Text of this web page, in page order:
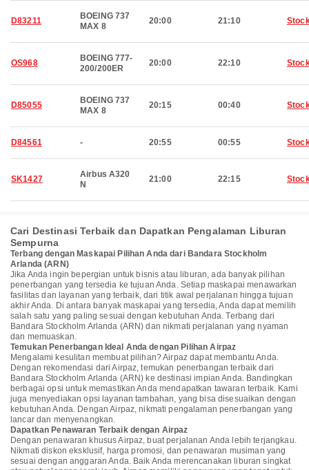
D83211
BOEING 737
MAX 8
20:00 21:10
OS968
BOEING 777-
200/200ER
20:00 22:10
D85055
BOEING 737
MAX 8
20:15 00:40
D84561 - 20:55 00:55
SK1427
Airbus A320
N
21:00 22:15
Cari Destinasi Terbaik dan Dapatkan Pengalaman Liburan
Sempurna
Terbang dengan Maskapai Pilihan Anda dari Bandara Stockholm
Arlanda (ARN)
Jika Anda ingin bepergian untuk bisnis atau liburan, ada banyak pilihan
penerbangan yang tersedia ke tujuan Anda. Setiap maskapai menawarkan
fasilitas dan layanan yang terbaik, dari titik awal perjalanan hingga tujuan
akhir Anda. Di antara banyak maskapai yang tersedia, Anda dapat memilih
salah satu yang paling sesuai dengan kebutuhan Anda. Terbang dari
Bandara Stockholm Arlanda (ARN) dan nikmati perjalanan yang nyaman
dan memuaskan.
Temukan Penerbangan Ideal Anda dengan Pilihan Airpaz
Mengalami kesulitan membuat pilihan? Airpaz dapat membantu Anda.
Dengan rekomendasi dari Airpaz, temukan penerbangan terbaik dari
Bandara Stockholm Arlanda (ARN) ke destinasi impian Anda. Bandingkan
berbagai opsi untuk memastikan Anda mendapatkan tawaran terbaik. Kami
juga menyediakan opsi layanan tambahan, yang bisa disesuaikan dengan
kebutuhan Anda. Dengan Airpaz, nikmati pengalaman penerbangan yang
lancar dan menyenangkan.
Dapatkan Penawaran Terbaik dengan Airpaz
Dengan penawaran khusus Airpaz, buat perjalanan Anda lebih terjangkau.
Nikmati diskon eksklusif, harga promosi, dan penawaran musiman yang
sesuai dengan anggaran Anda. Baik Anda merencanakan liburan singkat